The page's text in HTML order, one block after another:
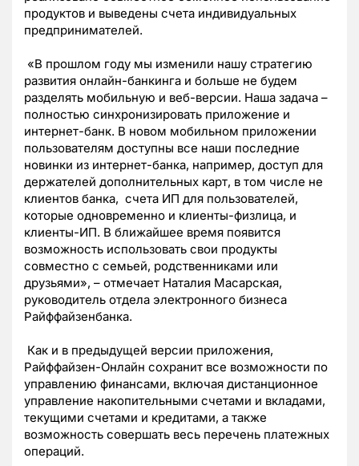
продуктов и выведены счета индивидуальных
предпринимателей.
«В прошлом году мы изменили нашу стратегию
развития онлайн-банкинга и больше не будем
разделять мобильную и веб-версии. Наша задача –
полностью синхронизировать приложение и
интернет-банк. В новом мобильном приложении
пользователям доступны все наши последние
новинки из интернет-банка, например, доступ для
держателей дополнительных карт, в том числе не
клиентов банка, счета ИП для пользователей,
которые одновременно и клиенты-физлица, и
клиенты-ИП. В ближайшее время появится
возможность использовать свои продукты
совместно с семьей, родственниками или
друзьями», – отмечает Наталия Масарская,
руководитель отдела электронного бизнеса
Райффайзенбанка.
Как и в предыдущей версии приложения,
Райффайзен-Онлайн сохранит все возможности по
управлению финансами, включая дистанционное
управление накопительными счетами и вкладами,
текущими счетами и кредитами, а также
возможность совершать весь перечень платежных
операций.